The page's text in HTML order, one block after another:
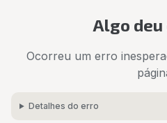
Algo
Ocorreu um erro
Detalhes do erro